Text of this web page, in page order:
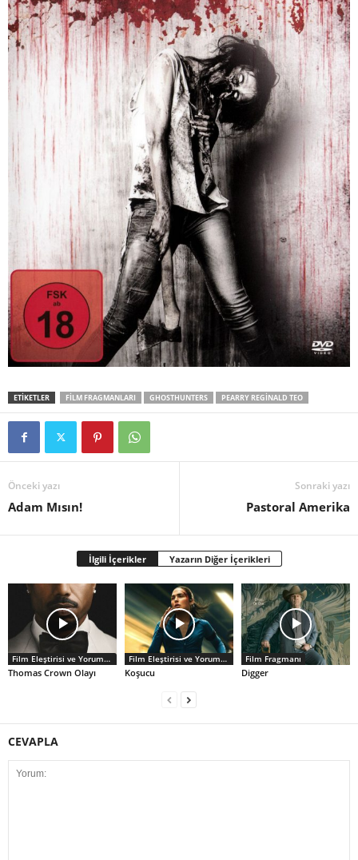
ETİKETLER FILM FRAGMANLARI GHOSTHUNTERS PEARRY REGINALD TEO
Önceki yazı
Adam Mısın!
Sonraki yazı
Pastoral Amerika
İlgili İçerikler Yazarın Diğer İçerikleri
Film Eleştirisi ve Yorumlar
Thomas Crown Olayı
Film Eleştirisi ve Yorumlar
Koşucu
Film Fragmanı
Digger
CEVAPLA